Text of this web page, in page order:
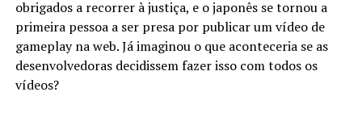
obrigados a recorrer à justiça, e o japonês se tornou a
primeira pessoa a ser presa por publicar um vídeo de
gameplay na web. Já imaginou o que aconteceria se as
desenvolvedoras decidissem fazer isso com todos os
vídeos?